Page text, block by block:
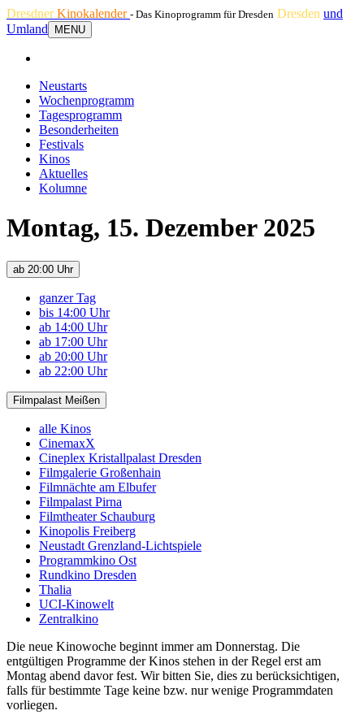
DresdnerKinokalender - Das Kinoprogramm für Dresden Dresden und
Umland
MENU
Neustarts
Wochenprogramm
Tagesprogramm
Besonderheiten
Festivals
Kinos
Aktuelles
Kolumne
Montag, 15. Dezember 2025
ab 20:00 Uhr
ganzer Tag
bis 14:00 Uhr
ab 14:00 Uhr
ab 17:00 Uhr
ab 20:00 Uhr
ab 22:00 Uhr
Filmpalast Meißen
alle Kinos
CinemaxX
Cineplex Kristallpalast Dresden
Filmgalerie Großenhain
Filmnächte am Elbufer
Filmpalast Pirna
Filmtheater Schauburg
Kinopolis Freiberg
Neustadt Grenzland-Lichtspiele
Programmkino Ost
Rundkino Dresden
Thalia
UCI-Kinowelt
Zentralkino
Die neue Kinowoche beginnt immer am Donnerstag. Die
entgültigen Programme der Kinos stehen in der Regel erst am
Montag abend davor fest. Wir bitten Sie, dies zu berücksichtigen,
falls für bestimmte Tage keine bzw. nur wenige Programmdaten
vorliegen.